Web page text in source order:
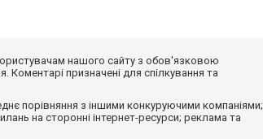
нашого сайту з обов'язковою
призначені для спілкування та
порівняння з іншими конкуруючими компаніями;
на сторонні інтернет-ресурси; реклама та